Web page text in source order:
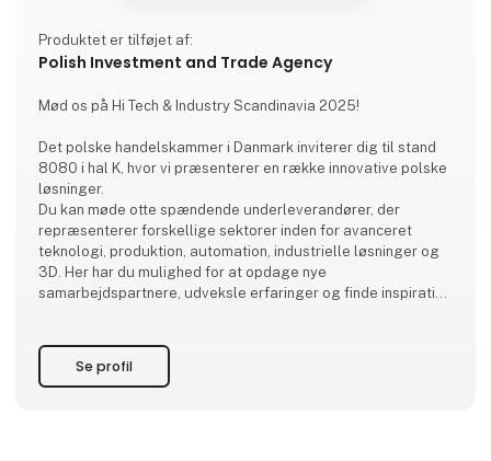
Produktet er tilføjet af:
Polish Investment and Trade Agency
Mød os på Hi Tech & Industry Scandinavia 2025!
Det polske handelskammer i Danmark inviterer dig til stand
8080 i hal K, hvor vi præsenterer en række innovative polske
løsninger.
Du kan møde otte spændende underleverandører, der
repræsenterer forskellige sektorer inden for avanceret
teknologi, produktion, automation, industrielle løsninger og
3D. Her har du mulighed for at opdage nye
samarbejdspartnere, udveksle erfaringer og finde inspiration
Kom forbi og få en snak – vi ser frem til at møde dig!
Se profil